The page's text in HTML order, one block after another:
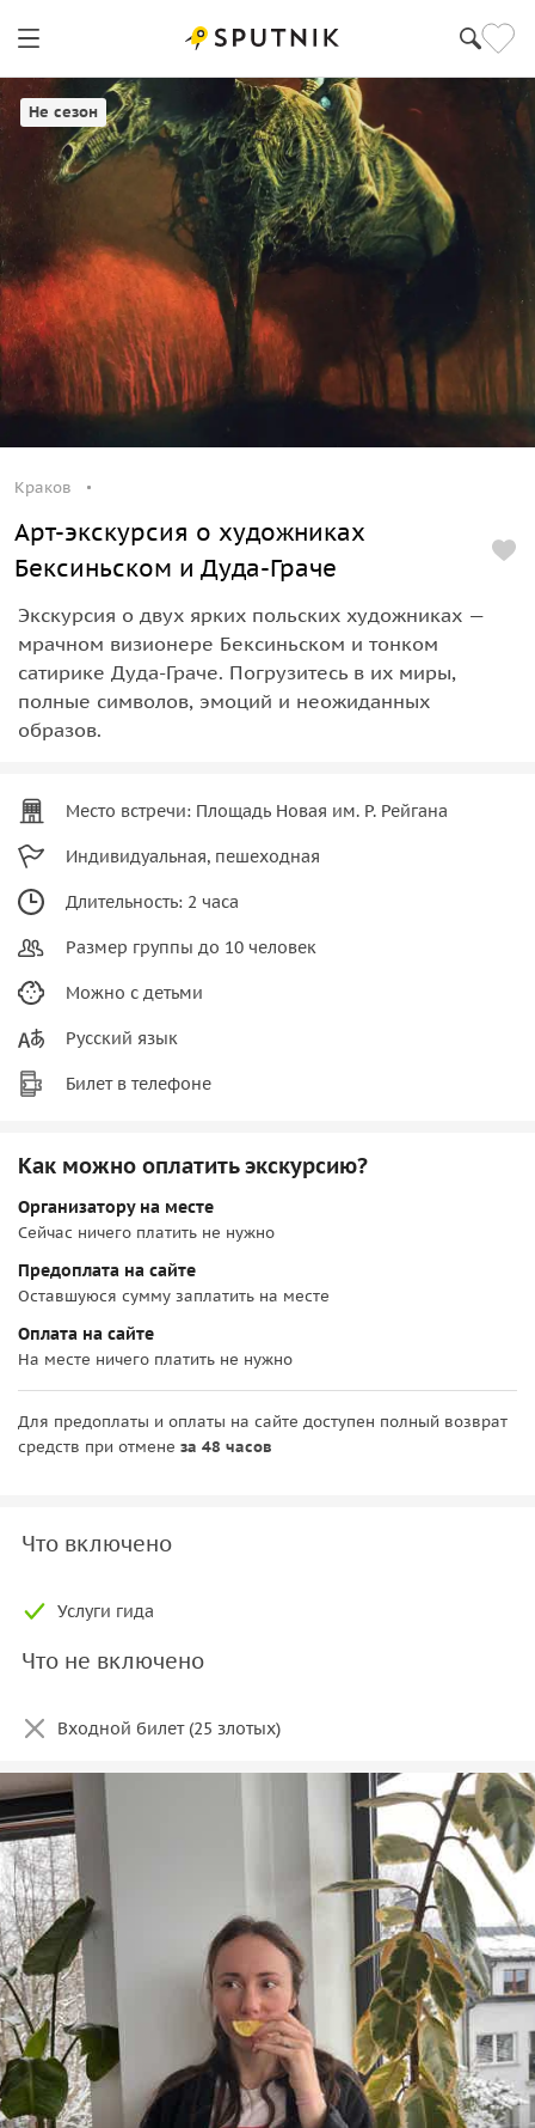
Не сезон
Краков
Арт-экскурсия о художниках
Бексиньском и Дуда-Граче
Экскурсия о двух ярких польских художниках —
мрачном визионере Бексиньском и тонком
сатирике Дуда-Граче. Погрузитесь в их миры,
полные символов, эмоций и неожиданных
образов.
Место встречи: Площадь Новая им. Р. Рейгана
Индивидуальная, пешеходная
Длительность: 2 часа
Размер группы до 10 человек
Можно с детьми
Русский язык
Билет в телефоне
Как можно оплатить экскурсию?
Организатору на месте
Сейчас ничего платить не нужно
Предоплата на сайте
Оставшуюся сумму заплатить на месте
Оплата на сайте
На месте ничего платить не нужно
Для предоплаты и оплаты на сайте доступен полный возврат
средств при отмене за 48 часов
Что включено
Услуги гида
Что не включено
Входной билет (25 злотых)